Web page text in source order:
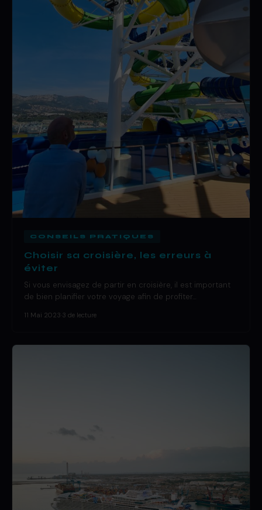
CONSEILS PRATIQUES
Choisir sa croisière, les erreurs à
éviter
Si vous envisagez de partir en croisière, il est important
de bien planifier votre voyage afin de profiter…
11 Mai 2023 3 de lecture